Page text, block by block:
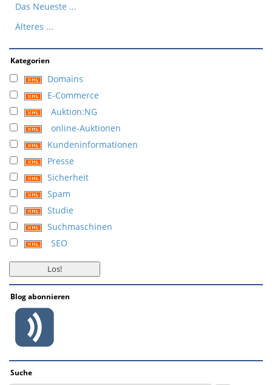
Das Neueste ...
Älteres ...
Kategorien
Domains
E-Commerce
Auktion:NG
online-Auktionen
Kundeninformationen
Presse
Sicherheit
Spam
Studie
Suchmaschinen
SEO
Blog abonnieren
Suche